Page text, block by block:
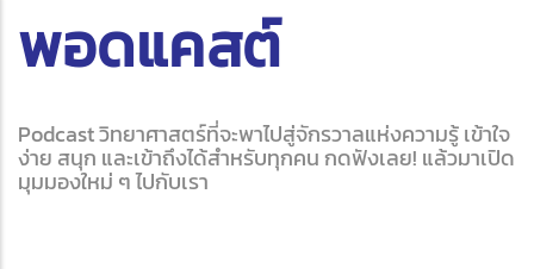
พอดแคสต์
Podcast วิทยาศาสตร์ที่จะพาไปสู่จักรวาลแห่งความรู้ เข้าใจ
ง่าย สนุก และเข้าถึงได้สำหรับทุกคน กดฟังเลย! แล้วมาเปิด
มุมมองใหม่ ๆ ไปกับเรา